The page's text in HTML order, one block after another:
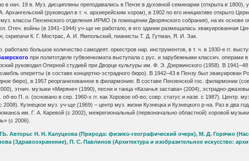
нач. 19 в. Муз. дис­ци­п­ли­ны пре­по­да­ва­лись в Пен­зе в ду­хов­ной се­ми­на­рии (от­кры­та в 1800),
Ар­хан­гель­ский (ру­ко­во­дил в т. ч. ар­хие­рей­ским хо­ром), в 1902 по его ини­циа­ти­ве от­кры­то
клас­сы Пен­зен­ско­го от­де­ле­ния ИРМО (в по­ме­ще­нии Дво­рян­ско­го со­б­ра­ния), на их ос­но­ве
Отеч. вой­ны (в 1941–1944) уч-ще не ра­бо­та­ло, в его зда­нии раз­ме­ща­лась эва­куи­ро­ван­ная
скри­па­чи К. Г. Мос­трас, А. И. Ям­поль­ский, пиа­ни­сты Т. Д. Гут­ман, Я. И. Зак.
боль­шое ко­ли­че­ст­во са­мо­де­ят. ор­ке­ст­ров нар. ин­ст­ру­мен­тов, в т. ч. в 1930-е гг.
при по­лит­от­де­ле губ­во­ен­ко­ма­та вы­сту­па­ла с рус. и за­ру­беж­ны­ми клас­сич.
ру­ко­во­дил Опер­ной сту­ди­ей при Двор­це куль­ту­ры им. Ф. Э. Дзер­жин­ско­го (1958). В
опе­рет­ты (в со­ста­ве кон­церт­но-эс­т­рад­но­го бю­ро). В 1942–43 в Пен­зу был эва­куи­ро­ван
бю­ро), в 1957 ре­ор­га­ни­зо­ван­ное в фи­лар­мо­нию. В со­ста­ве Пен­зен­ской гос. фи­лар­мо­нии
эт­нич. му­зы­ки «Ми­ря­не» (1990), пес­ни и тан­ца «Ка­зачья за­ста­ва» (2004), эс­т­рад­но-
во П. о. (ос­но­ва­но в сер. 1960-х гг. как Хо­ро­вое об-во; совр. ста­тус и назв. с 1987). Центр.
Куз­нец­кое муз. уч-ще (1969) – центр муз. жиз­ни Куз­нец­ка и Куз­нец­ко­го р-на. Раз в два
им. Г. А. Ка­ре­вой (с 2002), меж­ре­гио­наль­ный (пер­вона­чаль­но об­ла­ст­ной) хо­ро­вой
(с 2006).
Н. Н. Калуцкова (Природа: физико-географический очерк), М. Д. Горячко
(Здравоохранение), П. С. Павлинов (Архитектура и изобразительное искусство: